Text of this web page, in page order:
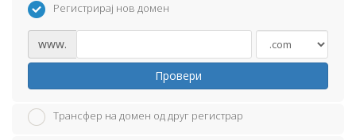
Регистрирај нов домен
www.
Провери
Трансфер на домен од друг регистрар